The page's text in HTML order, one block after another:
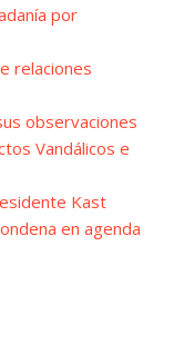
por
relaciones
observaciones
Vandálicos e
Kast
en agenda